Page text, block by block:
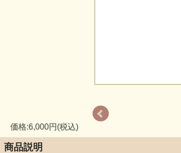
価格:6,000円(税込)
商品説明